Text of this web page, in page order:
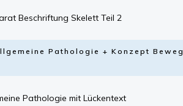
Beschriftung Skelett Teil 2
Pathologie + Konzept
Pathologie mit Lückentext